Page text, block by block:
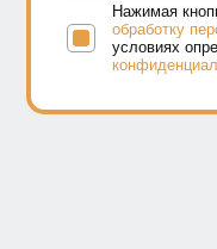
Нажимая
обработку
условиях